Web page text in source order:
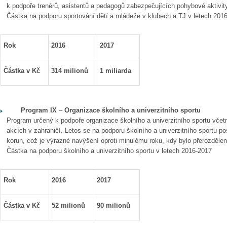
k podpoře trenérů, asistentů a pedagogů zabezpečujících pohybové
Částka na podporu sportování dětí a mládeže v klubech a TJ v letech
Rok 2016 2017
Částka v Kč 314 milionů 1 miliarda
Program IX –Organizace školního a univerzitního sportu
Program určený k podpoře organizace školního a univerzitního sportu
akcích v zahraničí. Letos se na podporu školního a univerzitního sportu
korun, což je výrazné navýšení oproti minulému roku, kdy bylo
Částka na podporu školního a univerzitního sportu v letech 2016-2017
Rok 2016 2017
Částka v Kč 52 milionů 90 milionů